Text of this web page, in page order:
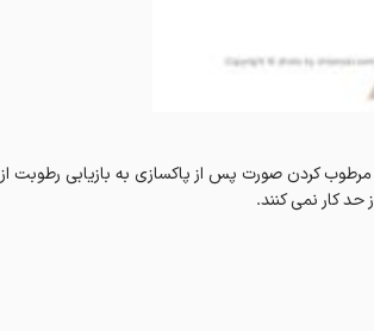
کردن صورت پس از پاکسازی به بازیابی رطوبت از
کار نمی کنند.